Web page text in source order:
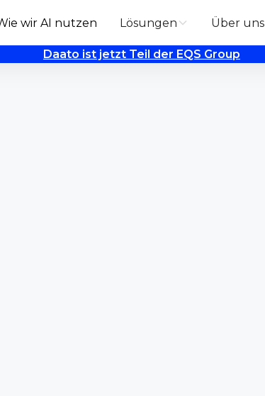
wir AI nutzen Lösungen Über uns
Daato ist jetzt Teil der EQS Group